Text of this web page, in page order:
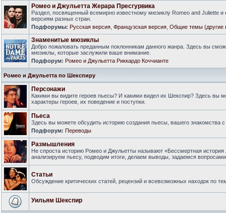
Ромео и Джульетта Жерара Пресгурвика
Раздел, посвященный всемирно известному мюзиклу Romeo and Juliette и
версиям разных стран.
Подфорумы: Русская версия Французская версия Общие темы (другие
Знаменитые мюзиклы
Добро пожаловать преданным поклонникам данного жанра. Здесь вы
мюзиклы, которые заслужили ваше внимание.
Подфорум: Ромео и Джульетта Риккардо Коччианте
Ромео и Джульетта по Шекспиру
Персонажи
Какими вы видите героев пьесы? И какими видел их Шекспир? Здесь вы
характеры героев, их поведение и поступки.
Пьеса
Здесь вы можете обсудить историю создания пьесы, вашего знакомства
Подфорум: Переводы
Размышления
Не спроста историю Ромео и Джульетты называют «Бессмертная
анализируем пьесу, подводим итоги, делаем выводы, задаемся
Статьи
Обсуждение критических статей, рецензий и всевозможных находок по
Уильям Шекспир